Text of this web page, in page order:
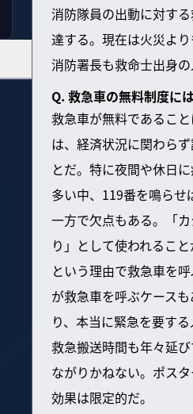
消防隊員の出動に対す
達する。現在は火災よ
消防署長も救命士出身の
Q. 救急車の無料制度に
救急車が無料であるこ
は、経済状況に関わら
とだ。特に夜間や休日
多い中、119番を鳴らせ
一方で欠点もある。「
り」として使われるこ
という理由で救急車を
が救急車を呼ぶケース
り、本当に緊急を要す
救急搬送時間も年々延
ながりかねない。ポス
効果は限定的だ。